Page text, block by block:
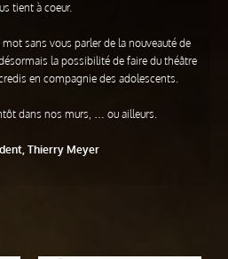
tient à coeur.
mot sans vous parler de la nouveauté de
la possibilité de faire du théâtre
en compagnie des adolescents.
dans nos murs, … ou ailleurs.
Thierry Meyer